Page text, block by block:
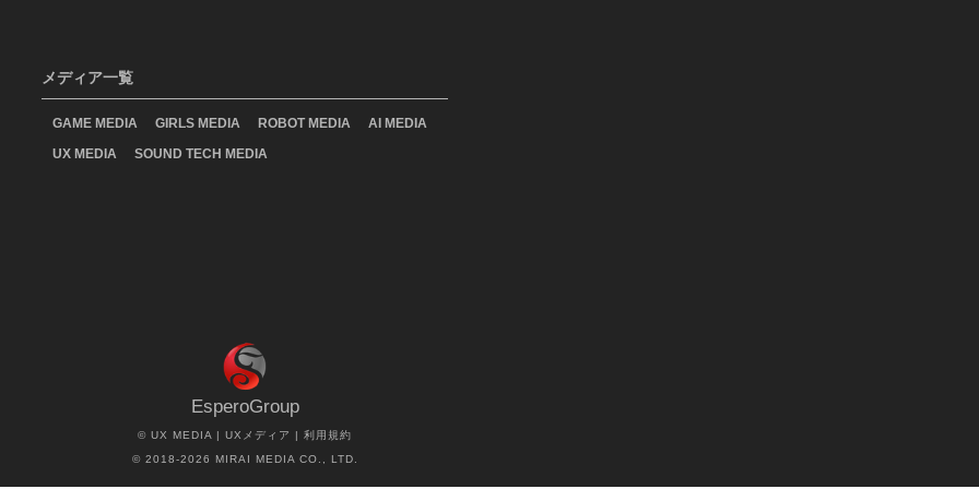
メディア一覧
GAME MEDIA GIRLS MEDIA ROBOT MEDIA
AI MEDIA
UX MEDIA
SOUND TECH MEDIA
EsperoGroup
© UX MEDIA | UXメディア | 利用規約
© 2018-2026 MIRAI MEDIA CO., LTD.